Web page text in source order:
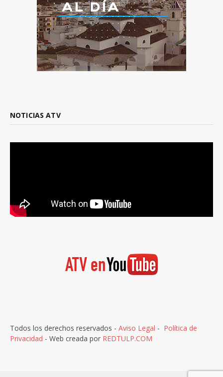
NOTICIAS ATV
Todos los derechos reservados - Aviso Legal - Política de
Privacidad - Web creada por REDTULP.COM